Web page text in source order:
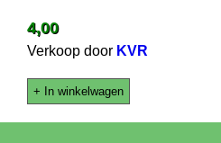
4,00
Verkoop door KVR
+ In winkelwagen